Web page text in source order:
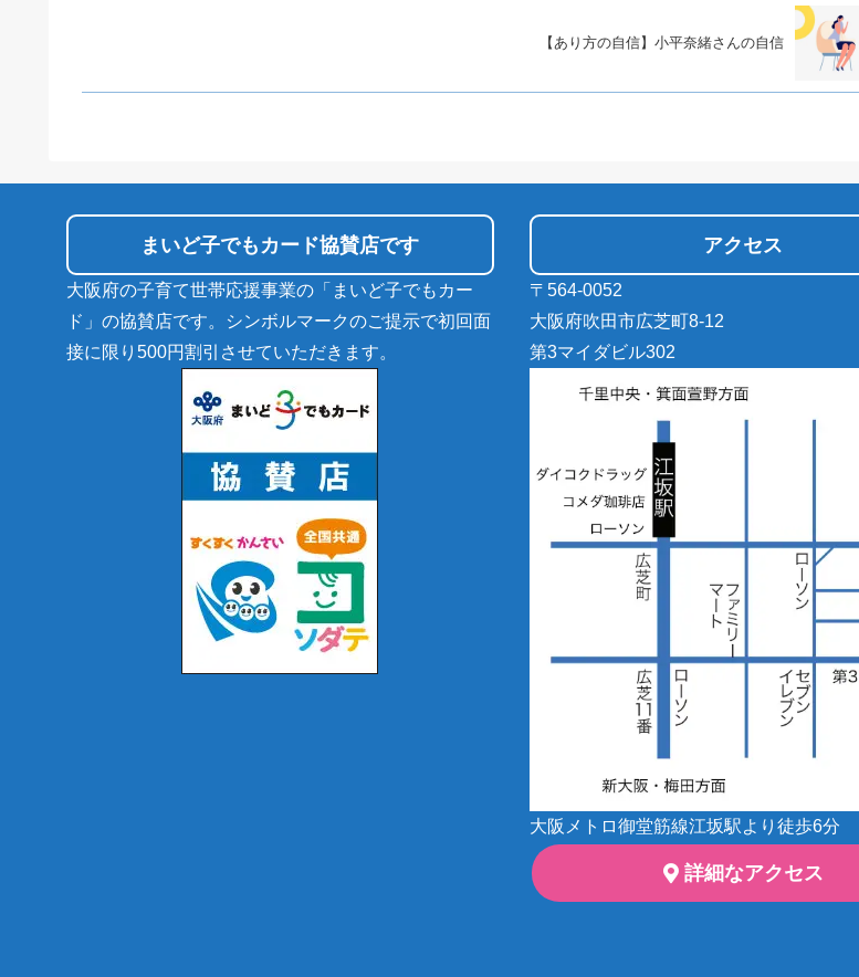
【あり方の自信】小平奈緒さんの自信
まいど子でもカード協賛店です
大阪府の子育て世帯応援事業の「まいど子でもカー
ド」の協賛店です。シンボルマークのご提示で初回面
接に限り500円割引させていただきます。
アクセス
〒564-0052
大阪府吹田市広芝町8-12
第3マイダビル302
大阪メトロ御堂筋線江坂駅より徒歩6分
詳細なアクセス